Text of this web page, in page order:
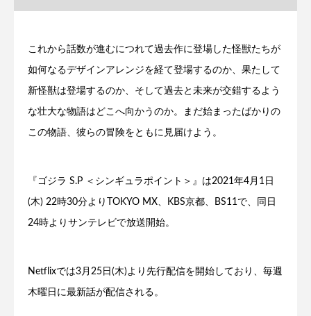
これから話数が進むにつれて過去作に登場した怪獣たちが
如何なるデザインアレンジを経て登場するのか、果たして
新怪獣は登場するのか、そして過去と未来が交錯するよう
な壮大な物語はどこへ向かうのか。まだ始まったばかりの
この物語、彼らの冒険をともに見届けよう。
『ゴジラ S.P ＜シンギュラポイント＞』は2021年4月1日
(木) 22時30分よりTOKYO MX、KBS京都、BS11で、同日
24時よりサンテレビで放送開始。
Netflixでは3月25日(木)より先行配信を開始しており、毎週
木曜日に最新話が配信される。